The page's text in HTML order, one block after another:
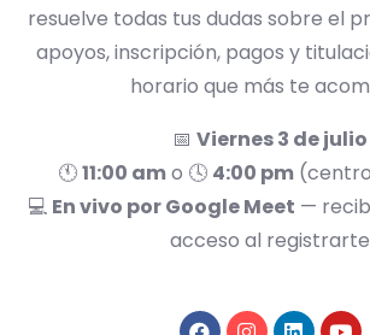
resuelve todas tus dudas sobre el
apoyos, inscripción, pagos y
horario que más te
📅 Viernes 3 de julio
🕚11:00 amo 🕓 4:00 pm
💻 En vivo por Google Meet —
acceso al registrarte